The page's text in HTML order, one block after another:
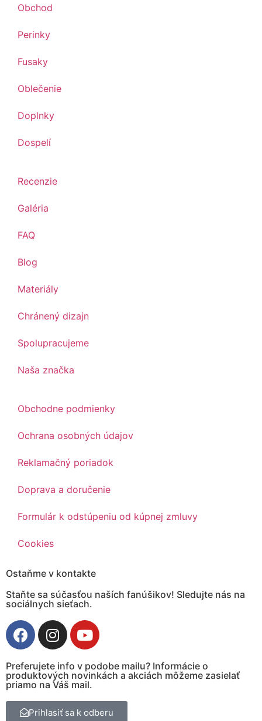
Obchod
Perinky
Fusaky
Oblečenie
Doplnky
Dospelí
Recenzie
Galéria
FAQ
Blog
Materiály
Chránený dizajn
Spolupracujeme
Naša značka
Obchodne podmienky
Ochrana osobných údajov
Reklamačný poriadok
Doprava a doručenie
Formulár k odstúpeniu od kúpnej zmluvy
Cookies
Ostaňme v kontakte
Staňte sa súčasťou naších fanúšikov! Sledujte nás na
sociálnych sieťach.
Preferujete info v podobe mailu? Informácie o
produktových novinkách a akciách môžeme zasielať
priamo na Váš mail.
Prihlasiť sa k odberu